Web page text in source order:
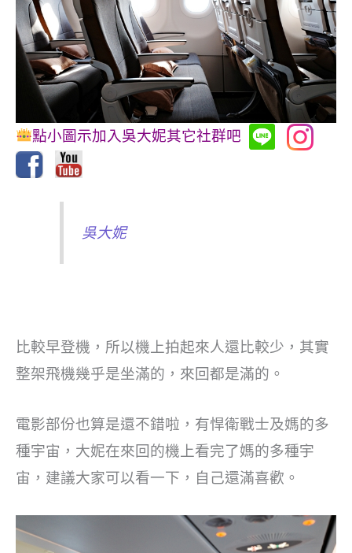
點小圖示加入吳大妮其它社群吧
吳大妮
比較早登機，所以機上拍起來人還比較少，其實
整架飛機幾乎是坐滿的，來回都是滿的。
電影部份也算是還不錯啦，有悍衛戰士及媽的多
種宇宙，大妮在來回的機上看完了媽的多種宇
宙，建議大家可以看一下，自己還滿喜歡。